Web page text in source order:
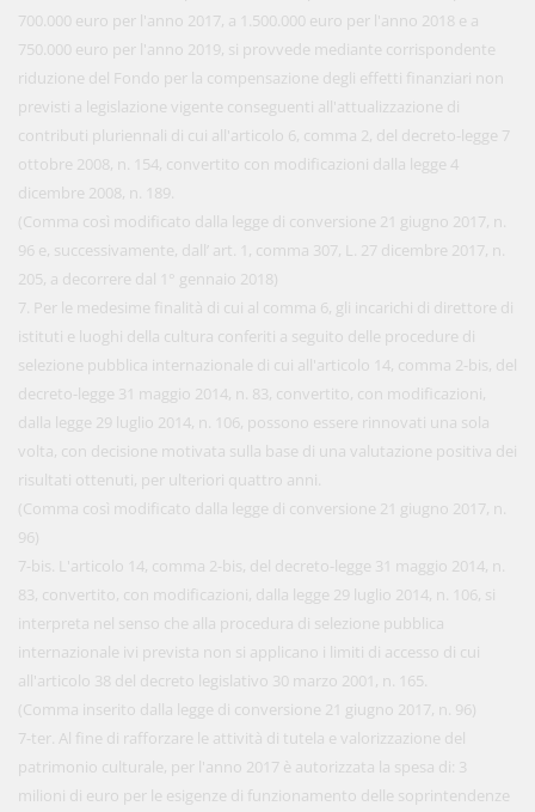
700.000 euro per l'anno 2017, a 1.500.000 euro per l'anno 2018 e a
750.000 euro per l'anno 2019, si provvede mediante corrispondente
riduzione del Fondo per la compensazione degli effetti finanziari non
previsti a legislazione vigente conseguenti all'attualizzazione di
contributi pluriennali di cui all'articolo 6, comma 2, del decreto-legge 7
ottobre 2008, n. 154, convertito con modificazioni dalla legge 4
dicembre 2008, n. 189.
(Comma così modificato dalla legge di conversione 21 giugno 2017, n.
96 e, successivamente, dall’ art. 1, comma 307, L. 27 dicembre 2017, n.
205, a decorrere dal 1° gennaio 2018)
7. Per le medesime finalità di cui al comma 6, gli incarichi di direttore di
istituti e luoghi della cultura conferiti a seguito delle procedure di
selezione pubblica internazionale di cui all'articolo 14, comma 2-bis, del
decreto-legge 31 maggio 2014, n. 83, convertito, con modificazioni,
dalla legge 29 luglio 2014, n. 106, possono essere rinnovati una sola
volta, con decisione motivata sulla base di una valutazione positiva dei
risultati ottenuti, per ulteriori quattro anni.
(Comma così modificato dalla legge di conversione 21 giugno 2017, n.
96)
7-bis. L'articolo 14, comma 2-bis, del decreto-legge 31 maggio 2014, n.
83, convertito, con modificazioni, dalla legge 29 luglio 2014, n. 106, si
interpreta nel senso che alla procedura di selezione pubblica
internazionale ivi prevista non si applicano i limiti di accesso di cui
all'articolo 38 del decreto legislativo 30 marzo 2001, n. 165.
(Comma inserito dalla legge di conversione 21 giugno 2017, n. 96)
7-ter. Al fine di rafforzare le attività di tutela e valorizzazione del
patrimonio culturale, per l'anno 2017 è autorizzata la spesa di: 3
milioni di euro per le esigenze di funzionamento delle soprintendenze